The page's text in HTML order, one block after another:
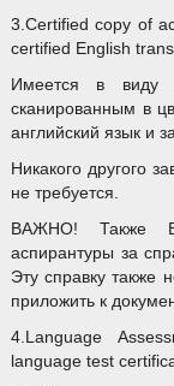
3.Certified copy of
certified English
Имеется в виду
сканированным в
английский язык и
Никакого другого
не требуется.
ВАЖНО! Также
аспирантуры за
Эту справку также
приложить к
4.Language
language test